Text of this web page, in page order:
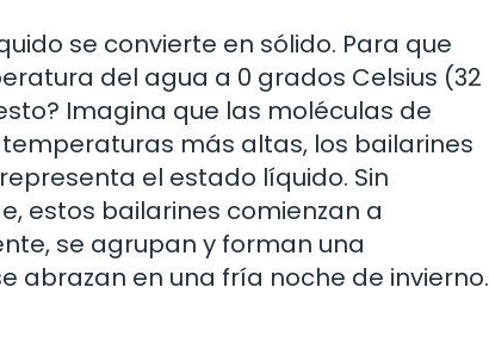
se convierte en sólido. Para que
del agua a 0 grados Celsius (32
Imagina que las moléculas de
más altas, los bailarines
el estado líquido. Sin
estos bailarines comienzan a
se agrupan y forman una
abrazan en una fría noche de invierno.